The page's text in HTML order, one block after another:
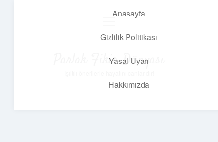
Anasayfa
Gizlilik Politikası
Yasal Uyarı
Hakkımızda
Parlak Fikir Dünyası